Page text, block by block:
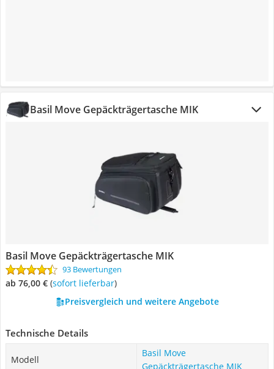
Basil Move Gepäckträgertasche MIK
Basil Move Gepäckträgertasche MIK
93 Bewertungen
ab 76,00 € ( Sofort lieferbar)
Preisvergleich und weitere Angebote
Technische Details
Modell
Basil Move
Gepäckträgertasche MIK